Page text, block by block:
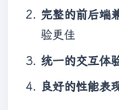
完整的前后端
验更佳
统一的交互体
良好的性能表